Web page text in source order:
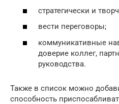
стратегически и
вести переговоры;
коммуникативные
доверие коллег,
руководства.
Также в список можно
способность